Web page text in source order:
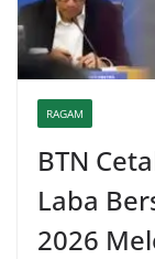
RAGAM
BTN
Laba
2026